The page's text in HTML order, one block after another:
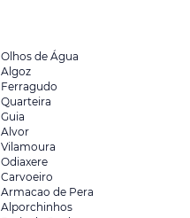
Olhos de Água
Algoz
Ferragudo
Quarteira
Guia
Alvor
Vilamoura
Odiaxere
Carvoeiro
Armacao de Pera
Alporchinhos